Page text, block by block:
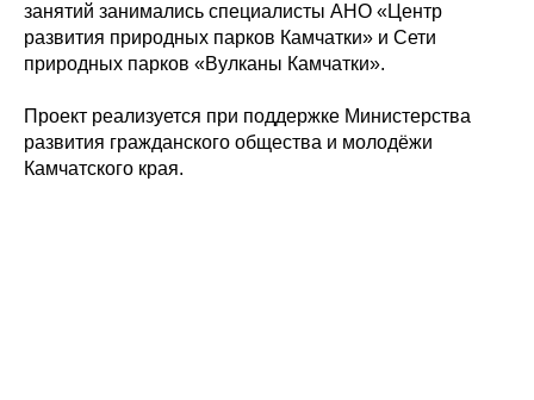
занятий занимались специалисты АНО «Центр
развития природных парков Камчатки» и Сети
природных парков «Вулканы Камчатки».
Проект реализуется при поддержке Министерства
развития гражданского общества и молодёжи
Камчатского края.